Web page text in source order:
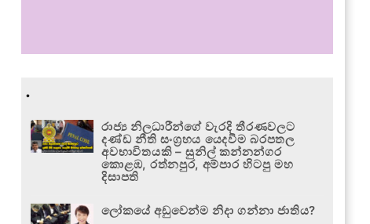
.
රාජ්‍ය නිලධාරීන්ගේ වැරදි තීරණවලට
දණ්ඩ නීති සංග්‍රහය යෙදවීම බරපතල
අවභාවිතයකි – සුනිල් කන්නන්ගර
කොළඹ, රත්නපුර, අම්පාර හිටපු මහ
දිසාපති
ලෝකයේ අඩුවෙන්ම නිදා ගන්නා ජාතිය?